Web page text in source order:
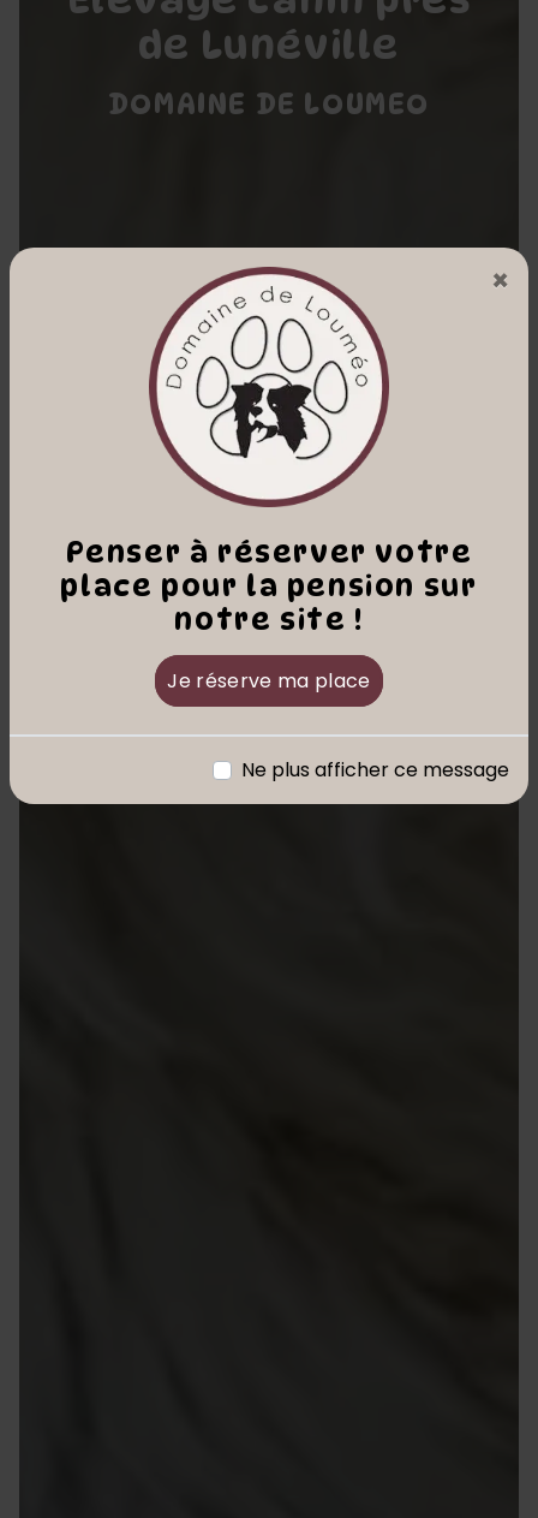
Penser à réserver votre
place pour la pension sur
notre site !
Je réserve ma place
×
Ne plus afficher ce message
de Lunéville
DOMAINE DE LOUMEO